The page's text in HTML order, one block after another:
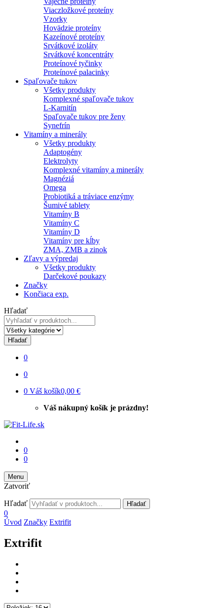
Viaczložkové proteíny
Vzorky
Hovädzie proteíny
Kazeínové proteíny
Srvátkové izoláty
Srvátkové koncentráty
Proteínové tyčinky
Proteínové palacinky
Spaľovače tukov
Všetky produkty
Komplexné spaľovače tukov
L-Karnitín
Spaľovače tukov pre ženy
Synefrín
Vitamíny a minerály
Všetky produkty
Adaptogény
Elektrolyty
Komplexné vitamíny a minerály
Magnéziá
Omega
Probiotiká a tráviace enzýmy
Šumivé tablety
Vitamíny B
Vitamíny C
Vitamíny D
Vitamíny pre kĺby
ZMA, ZMB a zinok
Zľavy a výpredaj
Všetky produkty
Darčekové poukazy
Značky
Končiaca exp.
Hľadať
Hľadať
0
0
0 Váš košík0,00 €
Váš nákupný košík je prázdny!
0
0
Menu
Zatvoriť
Hľadať Hľadať
0
Úvod Značky Extrifit
Extrifit